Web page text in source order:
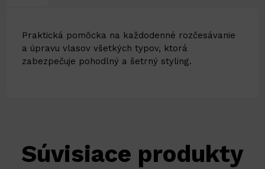
Praktická pomôcka na každodenné rozčesávanie
a úpravu vlasov všetkých typov, ktorá
zabezpečuje pohodlný a šetrný styling.
Súvisiace produkty